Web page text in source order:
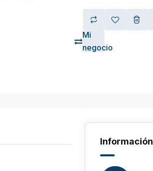
Mi
negocio
Información